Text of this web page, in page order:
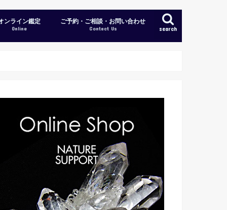
search
ンライン鑑定
Online
ご予約・ご相談・お問い合わせ
Contact Us